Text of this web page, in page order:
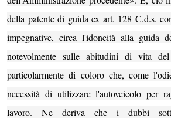
della patente di guida ex art. 128 C.d.s.
impegnative, circa l'idoneità alla guida
notevolmente sulle abitudini di vita del
particolarmente di coloro che, come
necessità di utilizzare l'autoveicolo per
lavoro.
Ne deriva che i dubbi